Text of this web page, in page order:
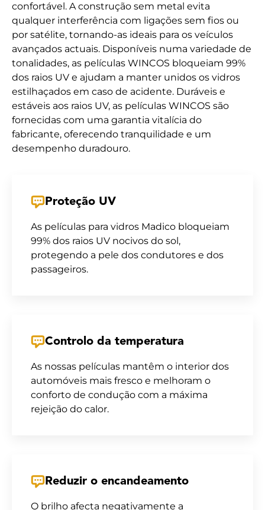
confortável. A construção sem metal evita
qualquer interferência com ligações sem fios ou
por satélite, tornando-as ideais para os veículos
avançados actuais. Disponíveis numa variedade de
tonalidades, as películas WINCOS bloqueiam 99%
dos raios UV e ajudam a manter unidos os vidros
estilhaçados em caso de acidente. Duráveis e
estáveis aos raios UV, as películas WINCOS são
fornecidas com uma garantia vitalícia do
fabricante, oferecendo tranquilidade e um
desempenho duradouro.
Proteção UV
As películas para vidros Madico bloqueiam
99% dos raios UV nocivos do sol,
protegendo a pele dos condutores e dos
passageiros.
Controlo da temperatura
As nossas películas mantêm o interior dos
automóveis mais fresco e melhoram o
conforto de condução com a máxima
rejeição do calor.
Reduzir o encandeamento
O brilho afecta negativamente a